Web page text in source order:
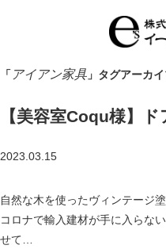
「 アイアン家具 」タグアーカ
【美容室Coqu様】ド
2023.03.15
自然な木を使ったヴィンテージ
コロナで輸入建材が手に入らな
せて…